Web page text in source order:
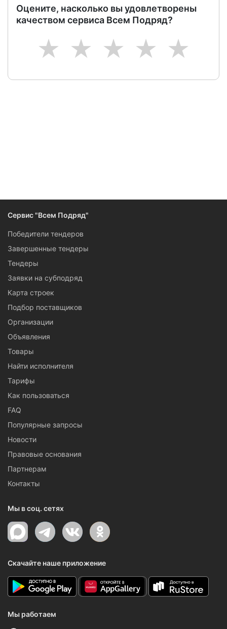
Оцените, насколько вы удовлетворены
качеством сервиса Всем Подряд?
5
4
3
2
1
Сервис "Всем Подряд"
Победители тендеров
Завершенные тендеры
Тендеры
Заявки на субподряд
Карта строек
Подбор поставщиков
Организации
Объявления
Товары
Найти исполнителя
Тарифы
Как пользоваться
FAQ
Популярные запросы
Новости
Правовые основания
Партнерам
Контакты
Мы в соц. сетях
Скачайте наше приложение
Мы работаем